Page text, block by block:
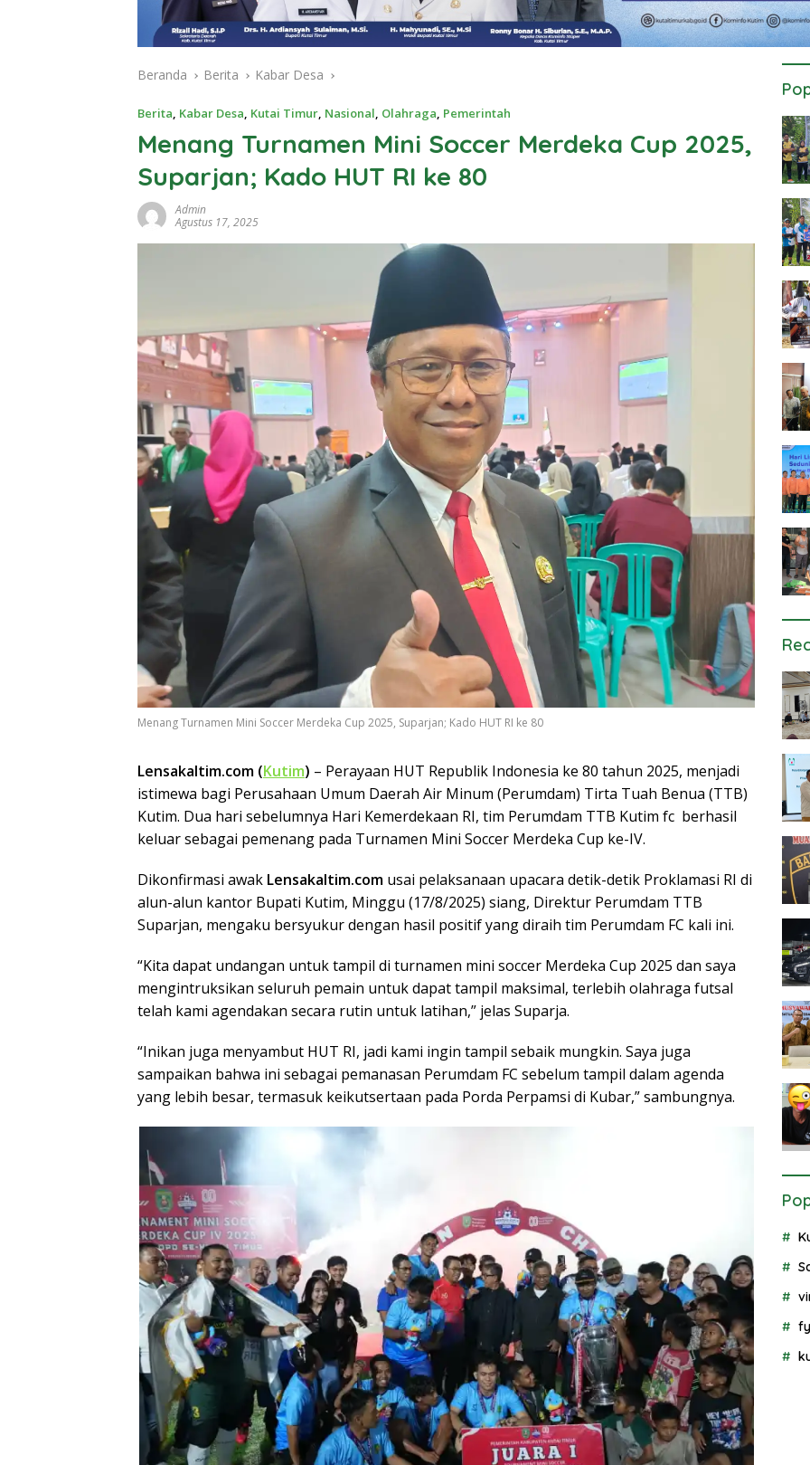
Beranda Berita Kabar Desa
Berita, Kabar Desa, Kutai Timur, Nasional, Olahraga, Pemerintah
Menang Turnamen Mini Soccer Merdeka Cup 2025,
Suparjan; Kado HUT RI ke 80
Admin
Agustus 17, 2025
Menang Turnamen Mini Soccer Merdeka Cup 2025, Suparjan; Kado HUT RI ke 80
Lensakaltim.com (Kutim) – Perayaan HUT Republik Indonesia ke 80 tahun 2025, menjadi
istimewa bagi Perusahaan Umum Daerah Air Minum (Perumdam) Tirta Tuah Benua (TTB)
Kutim. Dua hari sebelumnya Hari Kemerdekaan RI, tim Perumdam TTB Kutim fc berhasil
keluar sebagai pemenang pada Turnamen Mini Soccer Merdeka Cup ke-IV.
Dikonfirmasi awak Lensakaltim.com usai pelaksanaan upacara detik-detik Proklamasi RI di
alun-alun kantor Bupati Kutim, Minggu (17/8/2025) siang, Direktur Perumdam TTB
Suparjan, mengaku bersyukur dengan hasil positif yang diraih tim Perumdam FC kali ini.
“Kita dapat undangan untuk tampil di turnamen mini soccer Merdeka Cup 2025 dan saya
mengintruksikan seluruh pemain untuk dapat tampil maksimal, terlebih olahraga futsal
telah kami agendakan secara rutin untuk latihan,” jelas Suparja.
“Inikan juga menyambut HUT RI, jadi kami ingin tampil sebaik mungkin. Saya juga
sampaikan bahwa ini sebagai pemanasan Perumdam FC sebelum tampil dalam agenda
yang lebih besar, termasuk keikutsertaan pada Porda Perpamsi di Kubar,” sambungnya.